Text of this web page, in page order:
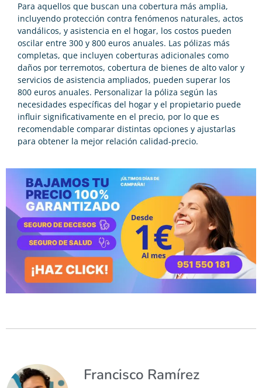
Para aquellos que buscan una cobertura más amplia,
incluyendo protección contra fenómenos naturales, actos
vandálicos, y asistencia en el hogar, los costos pueden
oscilar entre 300 y 800 euros anuales. Las pólizas más
completas, que incluyen coberturas adicionales como
daños por terremotos, cobertura de bienes de alto valor y
servicios de asistencia ampliados, pueden superar los
800 euros anuales. Personalizar la póliza según las
necesidades específicas del hogar y el propietario puede
influir significativamente en el precio, por lo que es
recomendable comparar distintas opciones y ajustarlas
para obtener la mejor relación calidad-precio.
Francisco Ramírez